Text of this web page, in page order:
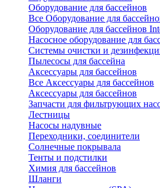
Оборудование для бассейнов
Все Оборудование для
Оборудование для бассейнов
Насосное оборудование для
Системы очистки и
Пылесосы для бассейна
Аксессуары для бассейнов
Все Аксессуары для бассейнов
Аксессуары для бассейнов
Запчасти для фильтрующих
Лестницы
Насосы надувные
Переходники, соединители
Солнечные покрывала
Тенты и подстилки
Химия для бассейнов
Шланги